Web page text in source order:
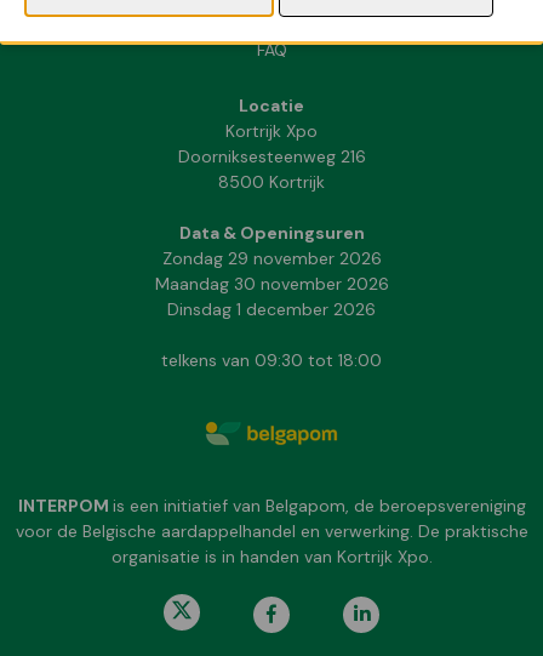
Pers- en beeldmateriaal
FAQ
Locatie
Kortrijk Xpo
Doorniksesteenweg 216
8500 Kortrijk
Data & Openingsuren
Zondag 29 november 2026
Maandag 30 november 2026
Dinsdag 1 december 2026
telkens van 09:30 tot 18:00
INTERPOM is een initiatief van Belgapom, de beroepsvereniging
voor de Belgische aardappelhandel en verwerking. De praktische
organisatie is in handen van Kortrijk Xpo.